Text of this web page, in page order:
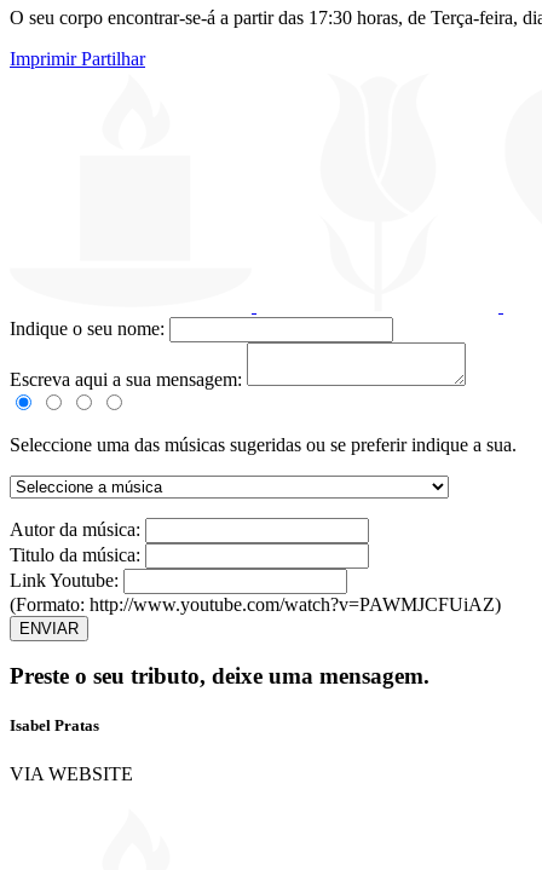
O seu corpo encontrar-se-á a partir das 17:30 horas, de Terça-feira,
Imprimir Partilhar
Indique o seu nome:
Escreva aqui a sua mensagem:
Seleccione uma das músicas sugeridas ou se preferir indique a sua.
Autor da música:
Titulo da música:
Link Youtube:
(Formato: http://www.youtube.com/watch?v=PAWMJCFUiAZ)
ENVIAR
Preste o seu tributo, deixe uma mensagem.
Isabel Pratas
VIA WEBSITE